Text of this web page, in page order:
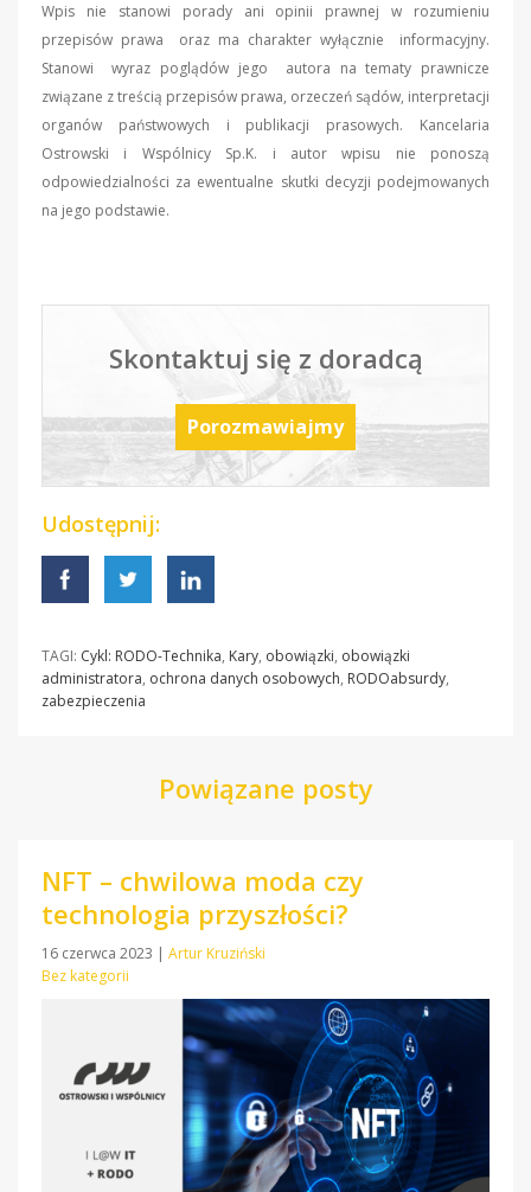
Wpis nie stanowi porady ani opinii prawnej w rozumieniu
przepisów prawa oraz ma charakter wyłącznie informacyjny.
Stanowi wyraz poglądów jego autora na tematy prawnicze
związane z treścią przepisów prawa, orzeczeń sądów, interpretacji
organów państwowych i publikacji prasowych. Kancelaria
Ostrowski i Wspólnicy Sp.K. i autor wpisu nie ponoszą
odpowiedzialności za ewentualne skutki decyzji podejmowanych
na jego podstawie.
Skontaktuj się z doradcą
Porozmawiajmy
Udostępnij:
TAGI: Cykl: RODO-Technika, Kary, obowiązki, obowiązki
administratora, ochrona danych osobowych, RODOabsurdy,
zabezpieczenia
Powiązane posty
NFT – chwilowa moda czy
technologia przyszłości?
16 czerwca 2023 | Artur Kruziński
Bez kategorii